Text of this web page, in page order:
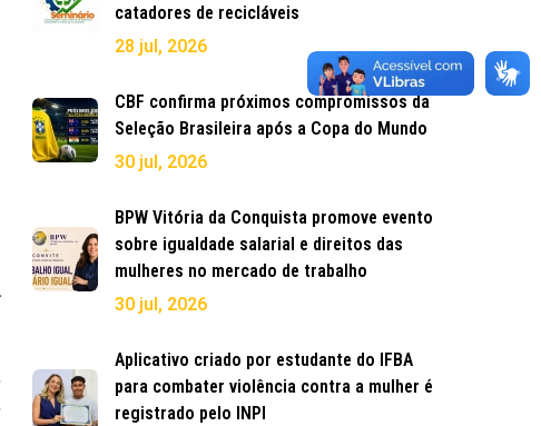
catadores de recicláveis
28 jul, 2026
CBF confirma próximos compromissos da
Seleção Brasileira após a Copa do Mundo
30 jul, 2026
BPW Vitória da Conquista promove evento
sobre igualdade salarial e direitos das
mulheres no mercado de trabalho
30 jul, 2026
Aplicativo criado por estudante do IFBA
para combater violência contra a mulher é
registrado pelo INPI